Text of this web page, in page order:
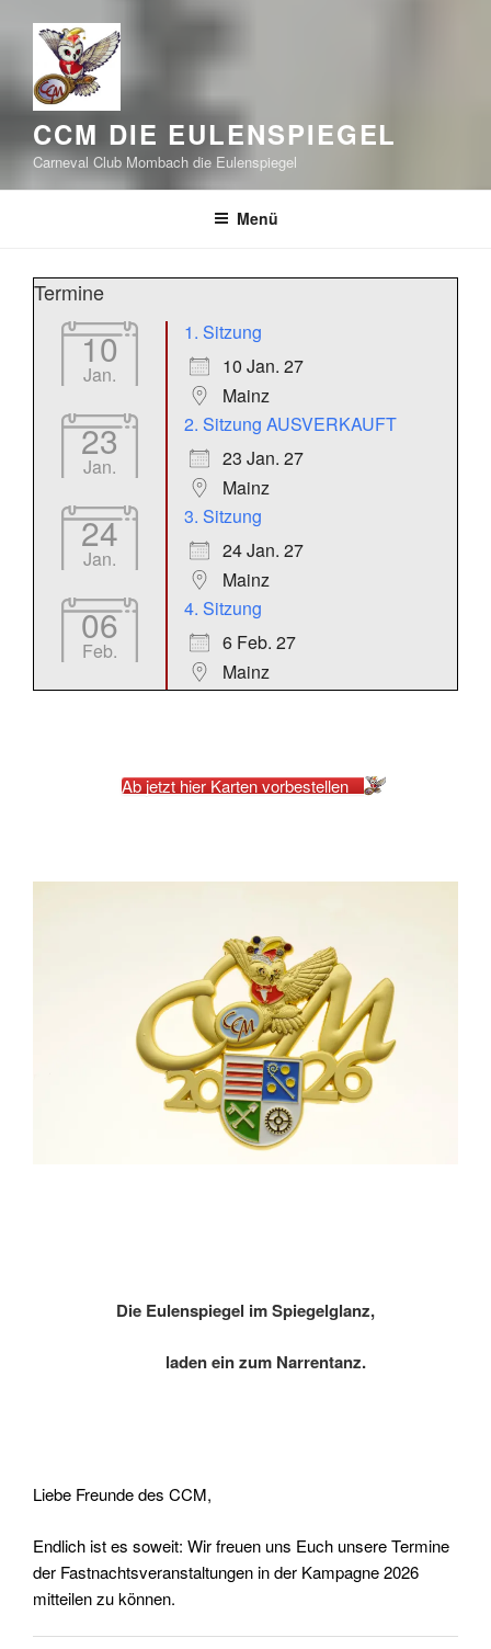
CCM DIE EULENSPIEGEL
Carneval Club Mombach die Eulenspiegel
Menü
Termine
10
Jan.
1. Sitzung
10 Jan. 27
Mainz
23
Jan.
2. Sitzung AUSVERKAUFT
23 Jan. 27
Mainz
24
Jan.
3. Sitzung
24 Jan. 27
Mainz
06
Feb.
4. Sitzung
6 Feb. 27
Mainz
Ab jetzt hier Karten vorbestellen
Die Eulenspiegel im Spiegelglanz,
laden ein zum Narrentanz.
Liebe Freunde des CCM,
Endlich ist es soweit: Wir freuen uns Euch unsere Termine
der Fastnachtsveranstaltungen in der Kampagne 2026
mitteilen zu können.